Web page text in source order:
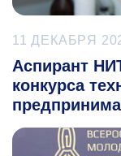
11 ДЕКАБРЯ
Аспирант
конкурса